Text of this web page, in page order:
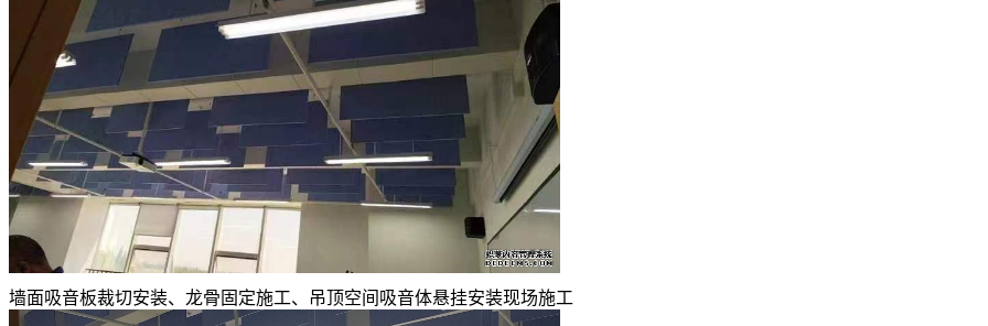
墙面吸音板裁切安装、龙骨固定施工、吊顶空间吸音体悬挂安装现场施工